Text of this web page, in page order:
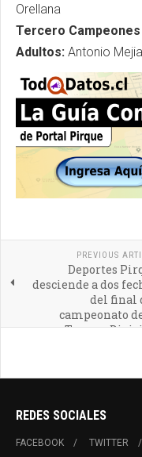
Orellana
Tercero
Adultos: Antonio
PREVIOUS
Deportes
desciende a dos
del final
campeonato
Tercera
REDES SOCIALES
FACEBOOK TWITTER